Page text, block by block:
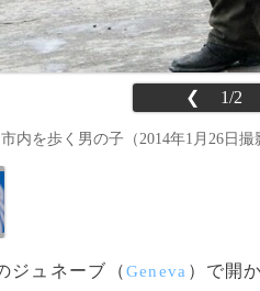
❮ 1/2
内を歩く男の子（2014年1月26日
ジュネーブ（Geneva ）で開